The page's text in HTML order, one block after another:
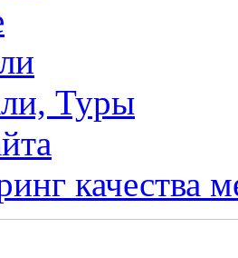
Туры
качества